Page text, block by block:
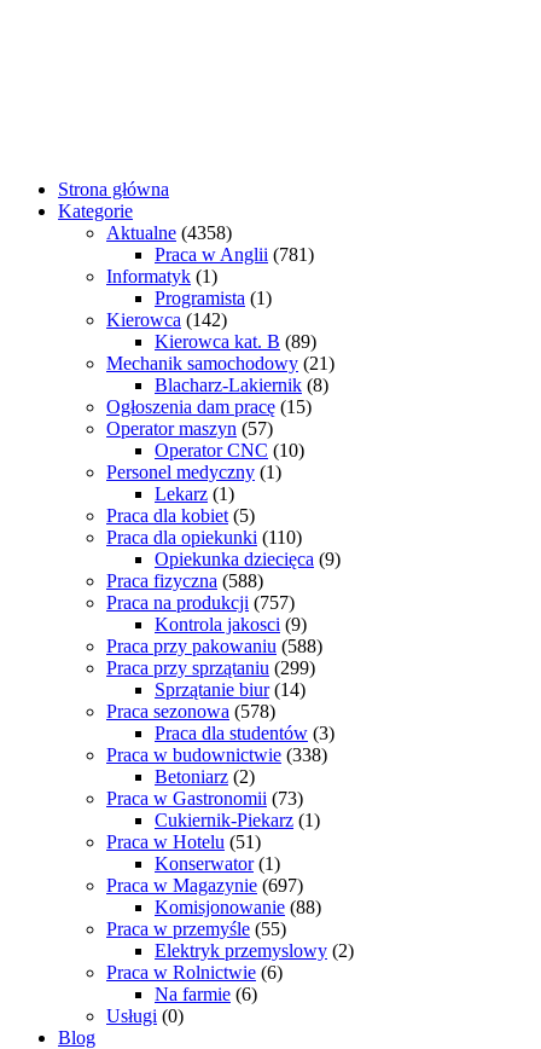
Strona główna
Kategorie
Aktualne (4358)
Praca w Anglii (781)
Informatyk (1)
Programista (1)
Kierowca (142)
Kierowca kat. B (89)
Mechanik samochodowy (21)
Blacharz-Lakiernik (8)
Ogłoszenia dam pracę (15)
Operator maszyn (57)
Operator CNC (10)
Personel medyczny (1)
Lekarz (1)
Praca dla kobiet (5)
Praca dla opiekunki (110)
Opiekunka dziecięca (9)
Praca fizyczna (588)
Praca na produkcji (757)
Kontrola jakosci (9)
Praca przy pakowaniu (588)
Praca przy sprzątaniu (299)
Sprzątanie biur (14)
Praca sezonowa (578)
Praca dla studentów (3)
Praca w budownictwie (338)
Betoniarz (2)
Praca w Gastronomii (73)
Cukiernik-Piekarz (1)
Praca w Hotelu (51)
Konserwator (1)
Praca w Magazynie (697)
Komisjonowanie (88)
Praca w przemyśle (55)
Elektryk przemyslowy (2)
Praca w Rolnictwie (6)
Na farmie (6)
Usługi (0)
Blog